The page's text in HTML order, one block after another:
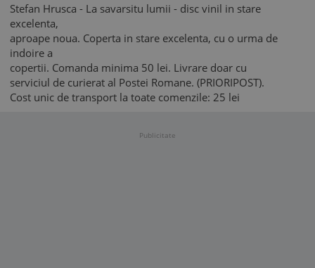
Stefan Hrusca - La savarsitu lumii - disc vinil in stare
excelenta,
aproape noua. Coperta in stare excelenta, cu o urma de
indoire a
copertii. Comanda minima 50 lei. Livrare doar cu
serviciul de curierat al Postei Romane. (PRIORIPOST).
Cost unic de transport la toate comenzile: 25 lei
Publicitate